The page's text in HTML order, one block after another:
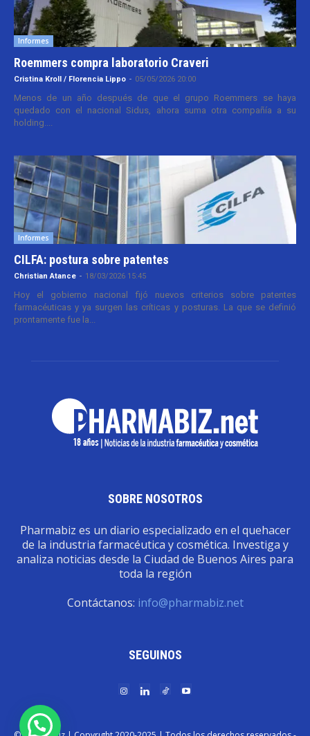
Informes
Roemmers compra laboratorio Craveri
Cristina Kroll / Florencia Lippo - 05/05/2026 20:00
Menos de un año después de que el grupo Roemmers se haya
quedado con el nacional Sidus, ahora suma otra compañía a su
holding....
Informes
CILFA: postura sobre patentes
Christian Atance - 18/03/2026 15:45
Hoy el gobierno nacional fijó nuevos criterios sobre patentes
farmacéuticas y ya surgen las críticas y posturas. La que se definió
prontamente fue la...
SOBRE NOSOTROS
Pharmabiz es un diario especializado en el quehacer
de la industria farmacéutica y cosmética. Investiga y
analiza noticias desde la Ciudad de Buenos Aires para
toda la región
Contáctanos: info@pharmabiz.net
SEGUINOS